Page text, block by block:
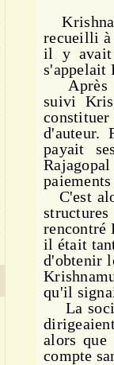
recueilli à
il y avait
s'appelait
Après
suivi
d'au­teur.
payait
C'est
rencontré
il était
d'obtenir
qu'il
La
alors
compte